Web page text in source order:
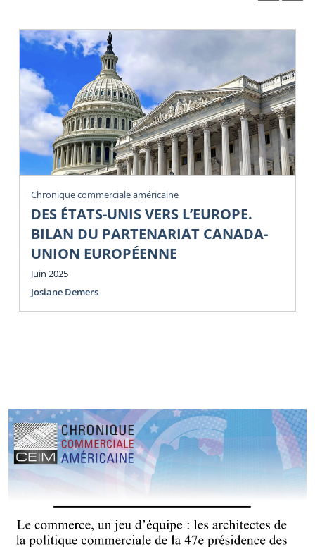
Chronique commerciale américaine
DES ÉTATS-UNIS VERS L’EUROPE.
BILAN DU PARTENARIAT CANADA-
UNION EUROPÉENNE
Juin 2025
Josiane Demers